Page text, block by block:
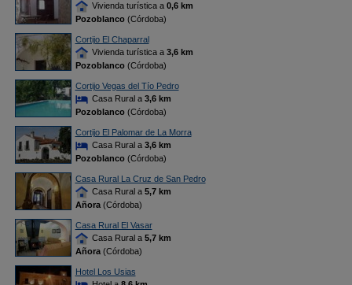
Vivienda turística a 0,6 km
Pozoblanco(Córdoba)
Cortijo El Chaparral
Vivienda turística a 3,6 km
Pozoblanco(Córdoba)
Cortijo Vegas del Tío Pedro
Casa Rural a 3,6 km
Pozoblanco(Córdoba)
Cortijo El Palomar de La Morra
Casa Rural a 3,6 km
Pozoblanco(Córdoba)
Casa Rural La Cruz de San Pedro
Casa Rural a 5,7 km
Añora(Córdoba)
Casa Rural El Vasar
Casa Rural a 5,7 km
Añora(Córdoba)
Hotel Los Usias